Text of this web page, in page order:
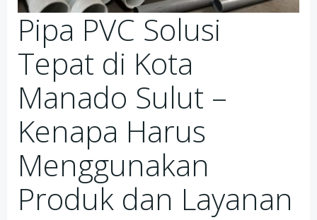
Pipa PVC Solusi
Tepat di Kota
Manado Sulut –
Kenapa Harus
Menggunakan
Produk dan Layanan